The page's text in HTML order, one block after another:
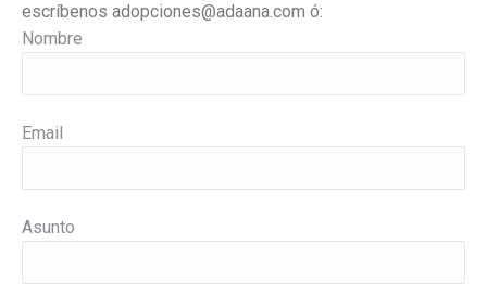
escríbenos adopciones@adaana.com ó:
Nombre
Email
Asunto